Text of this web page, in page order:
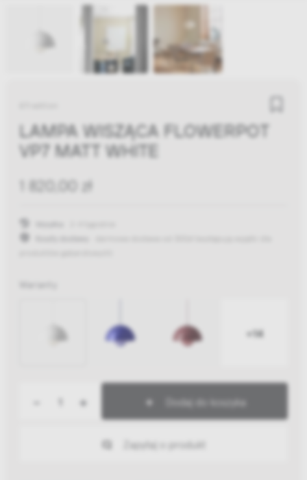
LAMPA WISZĄCA FLOWERPOT
VP7 MATT WHITE
1 820,00 zł
Warianty
+14
+ Dodaj do koszyka
Zapytaj o produkt